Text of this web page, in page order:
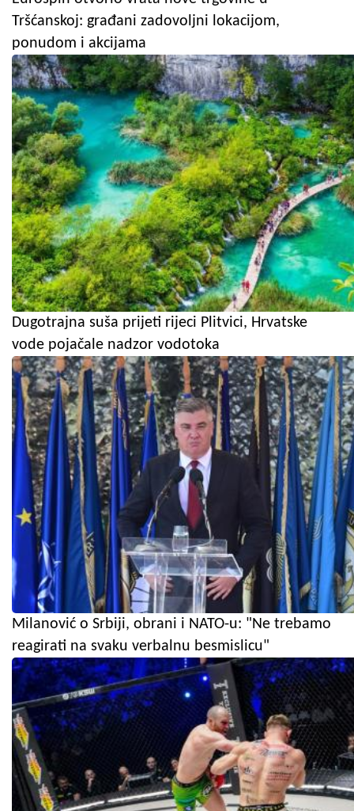
Tršćanskoj: građani zadovoljni lokacijom,
ponudom i akcijama
Dugotrajna suša prijeti rijeci Plitvici, Hrvatske
vode pojačale nadzor vodotoka
Milanović o Srbiji, obrani i NATO-u: "Ne trebamo
reagirati na svaku verbalnu besmislicu"